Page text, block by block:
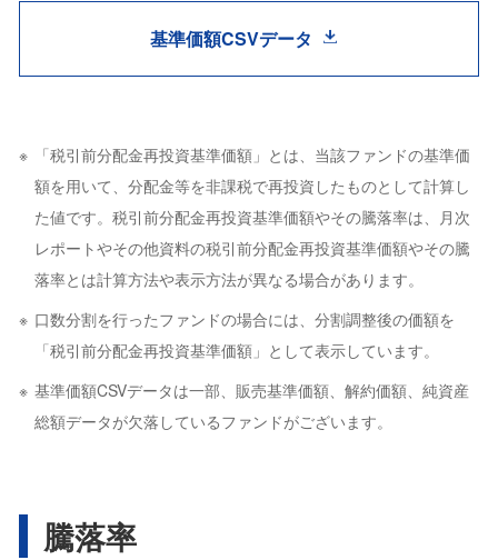
基準価額CSVデータ
「税引前分配金再投資基準価額」とは、当該ファンドの基準価
額を用いて、分配金等を非課税で再投資したものとして計算し
た値です。税引前分配金再投資基準価額やその騰落率は、月次
レポートやその他資料の税引前分配金再投資基準価額やその騰
落率とは計算方法や表示方法が異なる場合があります。
口数分割を行ったファンドの場合には、分割調整後の価額を
「税引前分配金再投資基準価額」として表示しています。
基準価額CSVデータは一部、販売基準価額、解約価額、純資産
総額データが欠落しているファンドがございます。
騰落率